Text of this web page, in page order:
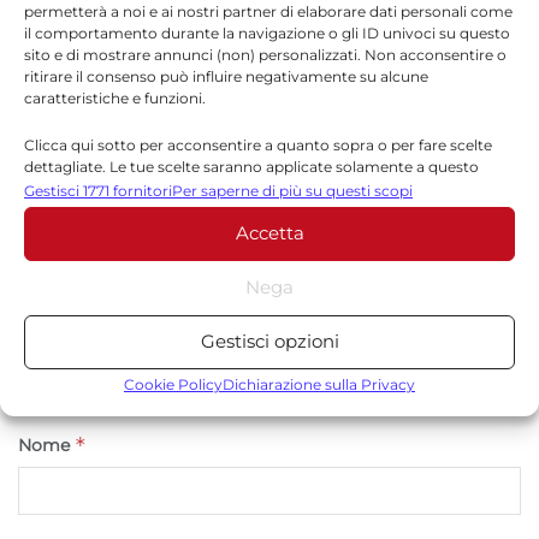
permetterà a noi e ai nostri partner di elaborare dati personali come
il comportamento durante la navigazione o gli ID univoci su questo
sito e di mostrare annunci (non) personalizzati. Non acconsentire o
ritirare il consenso può influire negativamente su alcune
caratteristiche e funzioni.
Clicca qui sotto per acconsentire a quanto sopra o per fare scelte
dettagliate. Le tue scelte saranno applicate solamente a questo
sito. È possibile modificare le impostazioni in qualsiasi momento,
compreso il ritiro del consenso, utilizzando i pulsanti della Cookie
Policy o cliccando sul pulsante di gestione del consenso nella parte
inferiore dello schermo.
Statistiche
Archiviare informazioni su dispositivo e/o accedervi, Misurare le
prestazioni degli annunci, Misurare le prestazioni dei contenuti,
combinazione di dati provenienti da fonti diverse.
Gestisci 1771 fornitoriPer saperne di più su questi scopi
Accetta
Nega
Gestisci opzioni
Cookie PolicyDichiarazione sulla Privacy
Lascia un commento
Il tuo indirizzo email non sarà pubblicato. I campi
obbligatori sono contrassegnati
Commento*
Nome *